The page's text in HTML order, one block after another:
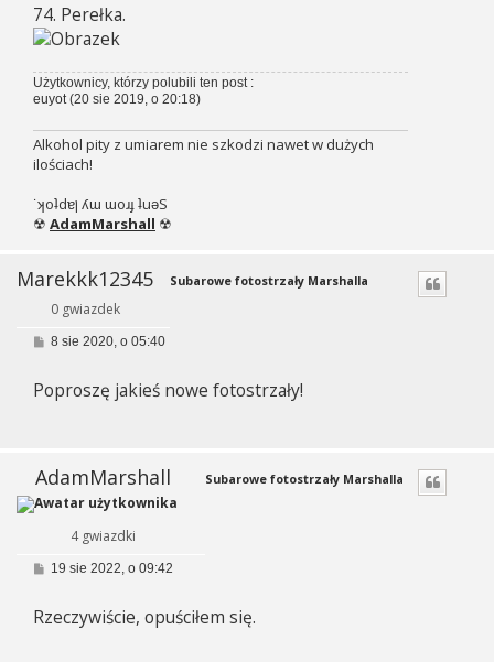
74. Perełka.
Użytkownicy, którzy polubili ten post :
euyot(20 sie 2019, o 20:18)
Alkohol pity z umiarem nie szkodzi nawet w dużych
ilościach!
˙ʞoʇdɐן ʎɯ ɯoɹɟ ʇuǝS
☢ AdamMarshall ☢
Marekkk12345
0 gwiazdek
Subarowe fotostrzały Marshalla
P
t
8 sie 2020, o 05:40
Poproszę jakieś nowe fotostrzały!
AdamMarshall
4 gwiazdki
Subarowe fotostrzały Marshalla
P
t
19 sie 2022, o 09:42
Rzeczywiście, opuściłem się.